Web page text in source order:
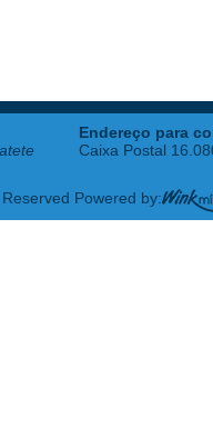
Endereço para
Caixa Postal
Powered by: